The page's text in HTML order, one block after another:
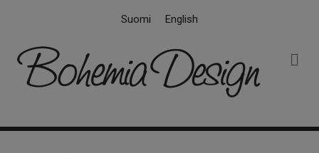
Suomi English
k